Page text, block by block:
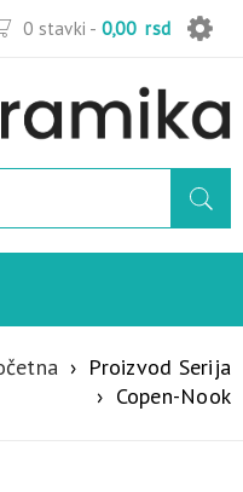
0 stavki - 0,00 rsd
› Proizvod Serija
› Copen-Nook